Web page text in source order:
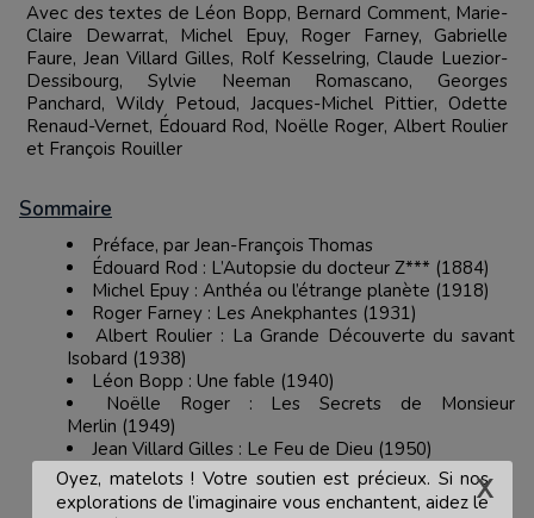
Avec des textes de Léon Bopp, Bernard Comment, Marie-
Claire Dewarrat, Michel Epuy, Roger Farney, Gabrielle
Faure, Jean Villard Gilles, Rolf Kesselring, Claude Luezior-
Dessibourg, Sylvie Neeman Romascano, Georges
Panchard, Wildy Petoud, Jacques-Michel Pittier, Odette
Renaud-Vernet, Édouard Rod, Noëlle Roger, Albert Roulier
et François Rouiller
Sommaire
Préface, par Jean-François Thomas
Édouard Rod : L’Autopsie du docteur Z*** (1884)
Michel Epuy : Anthéa ou l’étrange planète (1918)
Roger Farney : Les Anekphantes (1931)
Albert Roulier : La Grande Découverte du savant
Isobard (1938)
Léon Bopp : Une fable (1940)
Noëlle Roger : Les Secrets de Monsieur
Merlin (1949)
Jean Villard Gilles : Le Feu de Dieu (1950)
Soucoupes volantes (1954)
Les Surhommes (1957)
Oyez, matelots ! Votre soutien est précieux. Si nos
explorations de l’imaginaire vous enchantent, aidez le